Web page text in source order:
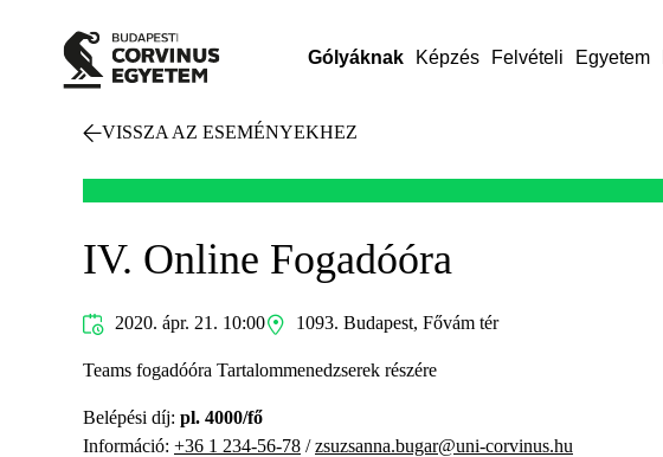
Gólyáknak Képzés Felvételi Egyetem
VISSZA AZ ESEMÉNYEKHEZ
IV. Online Fogadóóra
2020. ápr. 21. 10:00 1093. Budapest, Fővám tér
Teams fogadóóra Tartalommenedzserek részére
Belépési díj: pl. 4000/fő
Információ: +36 1 234-56-78 /zsuzsanna.bugar@uni-corvinus.hu